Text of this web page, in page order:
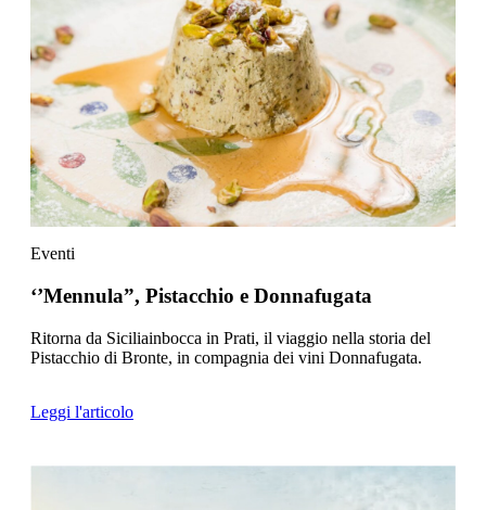
Eventi
‘’Mennula”, Pistacchio e Donnafugata
Ritorna da Siciliainbocca in Prati, il viaggio nella storia del
Pistacchio di Bronte, in compagnia dei vini Donnafugata.
Leggi l'articolo